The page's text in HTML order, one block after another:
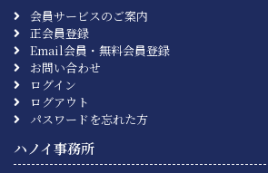
会員サービスのご案内
正会員登録
Email会員・無料会員登録
お問い合わせ
ログイン
ログアウト
パスワードを忘れた方
ハノイ事務所